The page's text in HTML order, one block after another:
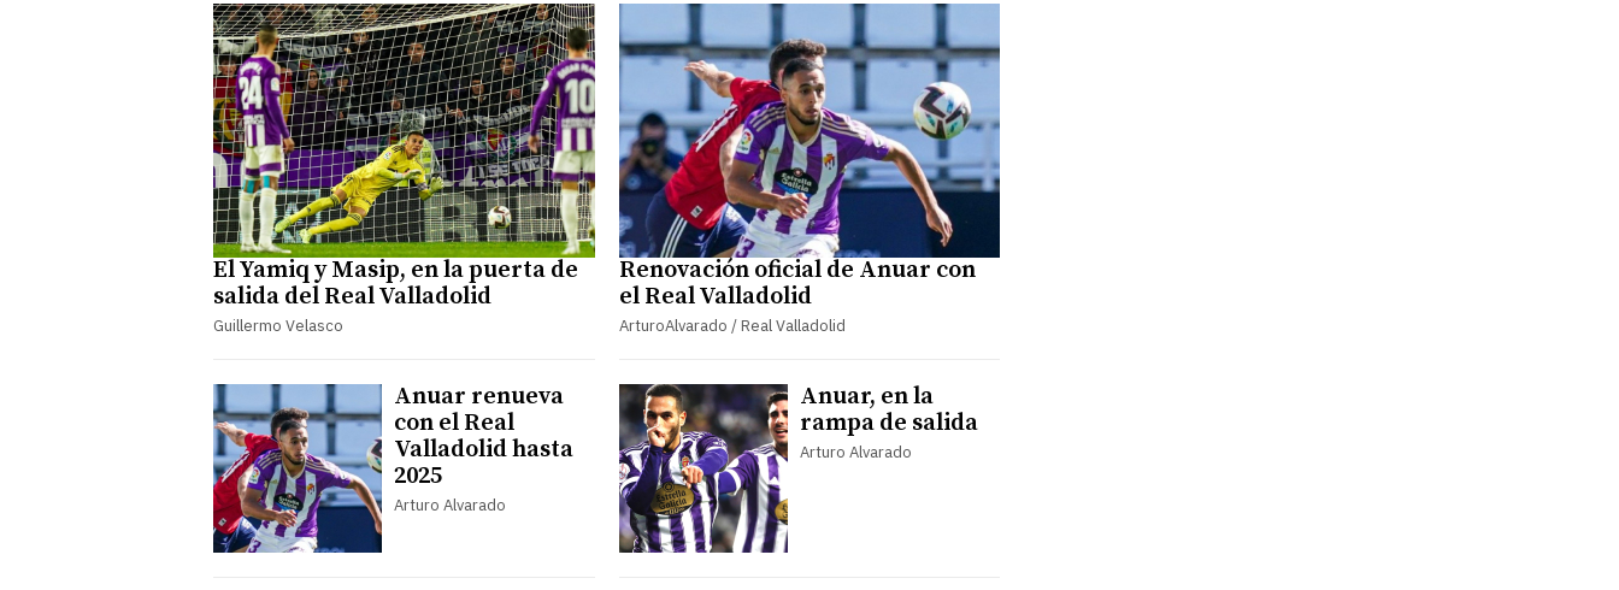
El Yamiq y Masip, en la puerta de
salida del Real Valladolid
Guillermo Velasco
Renovación oficial de Anuar con
el Real Valladolid
ArturoAlvarado / Real Valladolid
Anuar renueva
con el Real
Valladolid hasta
2025
Arturo Alvarado
Anuar, en la
rampa de salida
Arturo Alvarado